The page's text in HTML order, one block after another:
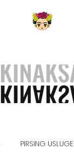
PIRSING USLUGE